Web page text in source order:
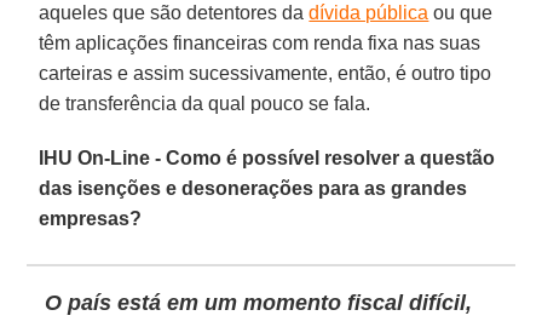
aqueles que são detentores dadívida pública ou que
têm aplicações financeiras com renda fixa nas suas
carteiras e assim sucessivamente, então, é outro tipo
de transferência da qual pouco se fala.
IHU On-Line - Como é possível resolver a questão
das isenções e desonerações para as grandes
empresas?
O país está em um momento fiscal difícil,